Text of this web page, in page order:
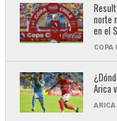
norte
en el
COPA
Arica
ARICA